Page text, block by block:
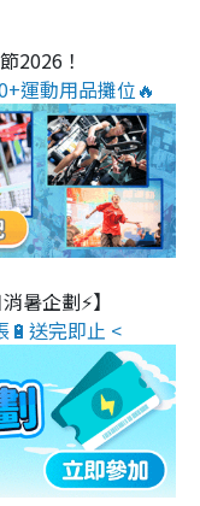
2026！
運動用品攤位🔥
暑企劃⚡】
🔋送完即止 <